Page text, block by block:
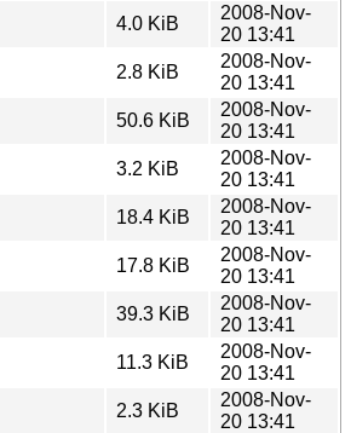
4.0 KiB
2008-Nov-
20 13:41
2.8 KiB
2008-Nov-
20 13:41
50.6 KiB
2008-Nov-
20 13:41
3.2 KiB
2008-Nov-
20 13:41
18.4 KiB
2008-Nov-
20 13:41
17.8 KiB
2008-Nov-
20 13:41
39.3 KiB
2008-Nov-
20 13:41
11.3 KiB
2008-Nov-
20 13:41
2.3 KiB
2008-Nov-
20 13:41